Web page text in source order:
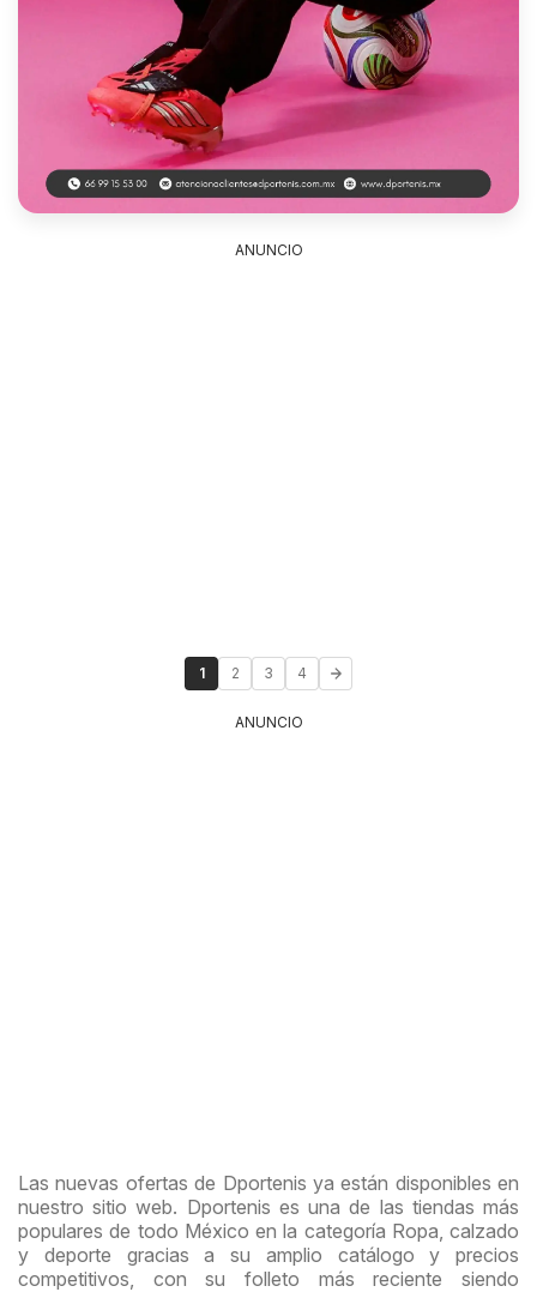
ANUNCIO
1 2 3 4
ANUNCIO
Las nuevas ofertas de Dportenis ya están disponibles en
nuestro sitio web. Dportenis es una de las tiendas más
populares de todo México en la categoría Ropa, calzado
y deporte gracias a su amplio catálogo y precios
competitivos, con su folleto más reciente siendo